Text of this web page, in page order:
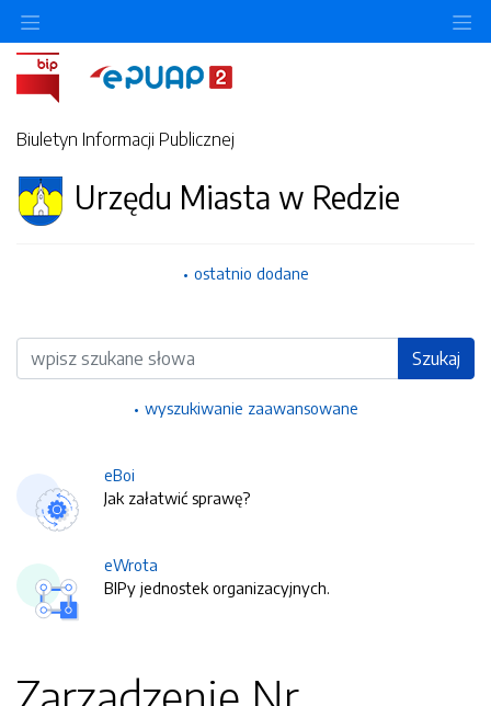
Biuletyn Informacji Publicznej
Urzędu Miasta w Redzie
ostatnio dodane
Wyszukiwarka Szukaj
wyszukiwanie zaawansowane
eBoi
Jak załatwić sprawę?
eWrota
BIPy jednostek organizacyjnych.